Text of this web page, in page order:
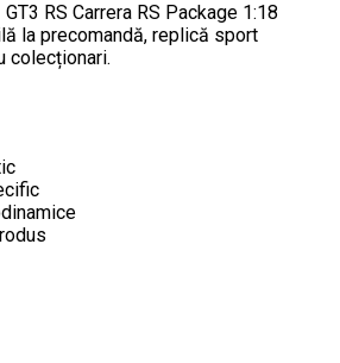
RS Carrera RS Package 1:18
la precomandă, replică sport
colecționari.